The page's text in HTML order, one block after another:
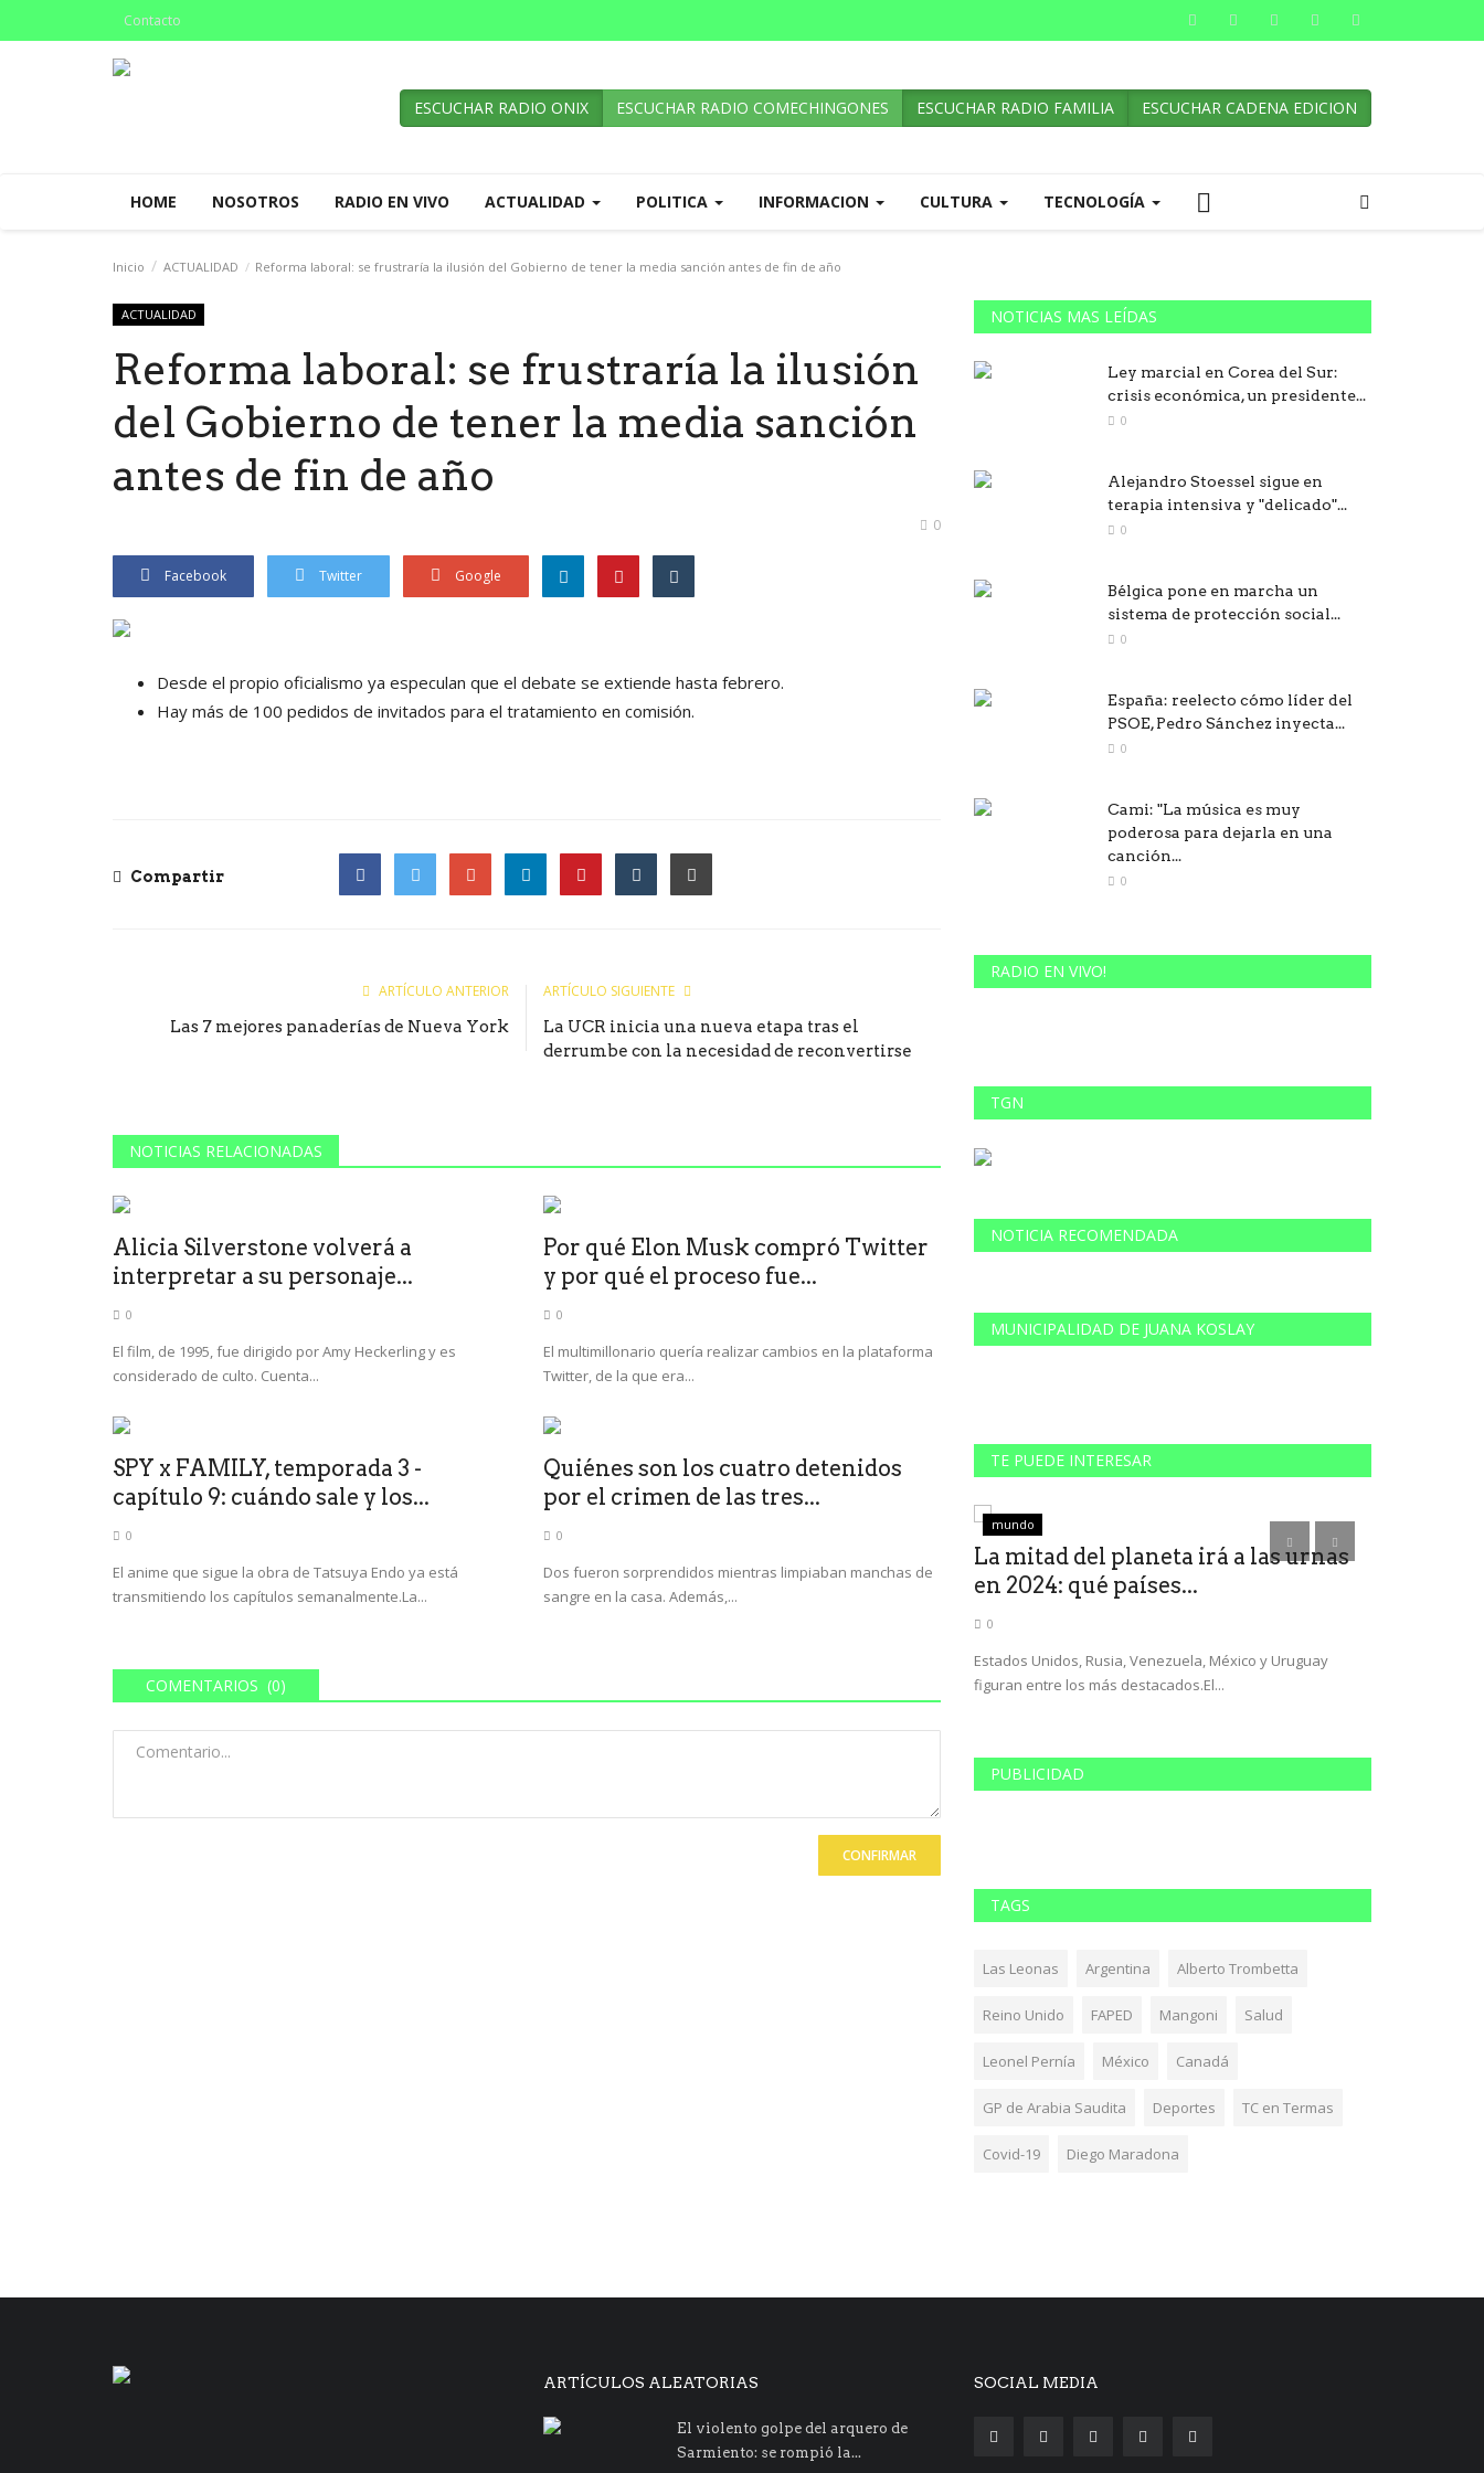
Contacto
ESCUCHAR RADIO ONIX ESCUCHAR RADIO COMECHINGONES ESCUCHAR RADIO FAMILIA ESCUCHAR CADENA EDICION
HOME NOSOTROS RADIO EN VIVO ACTUALIDAD POLITICA INFORMACION CULTURA TECNOLOGÍA
Inicio ACTUALIDAD Reforma laboral: se frustraría la ilusión del Gobierno de tener la media sanción antes de fin de año
ACTUALIDAD
Reforma laboral: se frustraría la ilusión
del Gobierno de tener la media sanción
antes de fin de año
0
Facebook Twitter Google
Desde el propio oficialismo ya especulan que el debate se extiende hasta febrero.
Hay más de 100 pedidos de invitados para el tratamiento en comisión.
Compartir
ARTÍCULO ANTERIOR
Las 7 mejores panaderías de Nueva York
ARTÍCULO SIGUIENTE
La UCR inicia una nueva etapa tras el
derrumbe con la necesidad de reconvertirse
NOTICIAS RELACIONADAS
Alicia Silverstone volverá a
interpretar a su personaje...
0
El film, de 1995, fue dirigido por Amy Heckerling y es
considerado de culto. Cuenta...
Por qué Elon Musk compró Twitter
y por qué el proceso fue...
0
El multimillonario quería realizar cambios en la plataforma
Twitter, de la que era...
SPY x FAMILY, temporada 3 -
capítulo 9: cuándo sale y los...
0
El anime que sigue la obra de Tatsuya Endo ya está
transmitiendo los capítulos semanalmente.La...
Quiénes son los cuatro detenidos
por el crimen de las tres...
0
Dos fueron sorprendidos mientras limpiaban manchas de
sangre en la casa. Además,...
COMENTARIOS (0)
CONFIRMAR
NOTICIAS MAS LEÍDAS
Ley marcial en Corea del Sur:
crisis económica, un presidente...
0
Alejandro Stoessel sigue en
terapia intensiva y "delicado"...
0
Bélgica pone en marcha un
sistema de protección social...
0
España: reelecto cómo líder del
PSOE, Pedro Sánchez inyecta...
0
Cami: "La música es muy
poderosa para dejarla en una
canción...
0
RADIO EN VIVO!
TGN
NOTICIA RECOMENDADA
MUNICIPALIDAD DE JUANA KOSLAY
TE PUEDE INTERESAR
confidenciales de la hermana...
intendente desafía a Máximo...
visibilidad: así está...
mundo
La mitad del planeta irá a las urnas
en 2024: qué países...
0
Estados Unidos, Rusia, Venezuela, México y Uruguay
figuran entre los más destacados.El...
PUBLICIDAD
TAGS
Las Leonas Argentina Alberto Trombetta
Reino Unido FAPED Mangoni Salud
Leonel Pernía México Canadá
GP de Arabia Saudita Deportes TC en Termas
Covid-19 Diego Maradona
ARTÍCULOS ALEATORIAS
El violento golpe del arquero de
Sarmiento: se rompió la...
SOCIAL MEDIA